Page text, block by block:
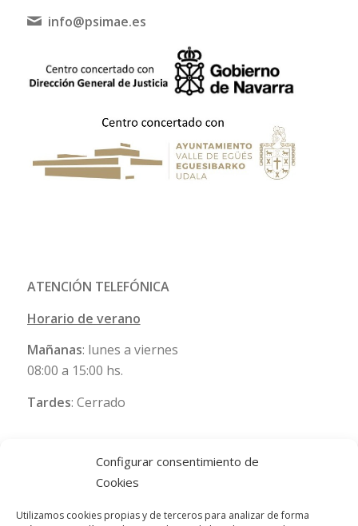
Configurar consentimiento de
Cookies
Utilizamos cookies propias y de terceros para analizar de forma
info@psimae.es
ATENCIÓN TELEFÓNICA
Horario de verano
Mañanas: lunes a viernes
08:00 a 15:00 hs.
Tardes: Cerrado